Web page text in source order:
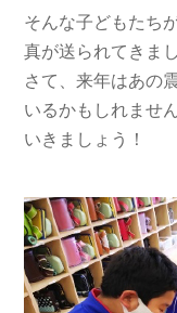
そんな子どもたち
真が送られてきま
さて、来年はあの
いるかもしれませ
いきましょう！